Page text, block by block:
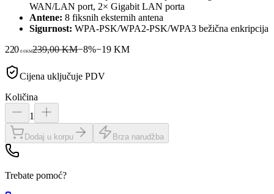
WAN/LAN port, 2× Gigabit LAN porta
Antene: 8 fiksnih eksternih antena
Sigurnost: WPA-PSK/WPA2-PSK/WPA3 bežična enkripcija
220 00KM239,00 KM−8%−19 KM
Cijena uključuje PDV
Količina
1
Dodaj u korpu Brza narudžba
Trebate pomoć?